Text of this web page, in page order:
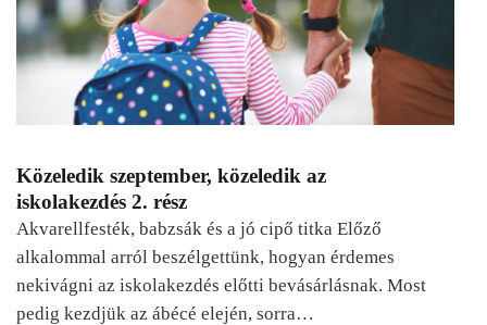
Közeledik szeptember, közeledik az
iskolakezdés 2. rész
Akvarellfesték, babzsák és a jó cipő titka Előző
alkalommal arról beszélgettünk, hogyan érdemes
nekivágni az iskolakezdés előtti bevásárlásnak. Most
pedig kezdjük az ábécé elején, sorra…